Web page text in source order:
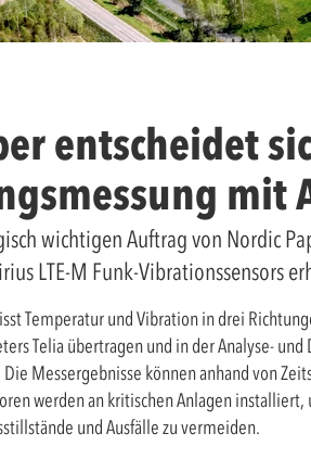
entscheidet
mit
wichtigen Auftrag von Nordic
LTE-M Funk-Vibrationssensors
Temperatur und Vibration in drei
Telia übertragen und in der Analyse- und
Messergebnisse können anhand von
werden an kritischen Anlagen
und Ausfälle zu vermeiden.